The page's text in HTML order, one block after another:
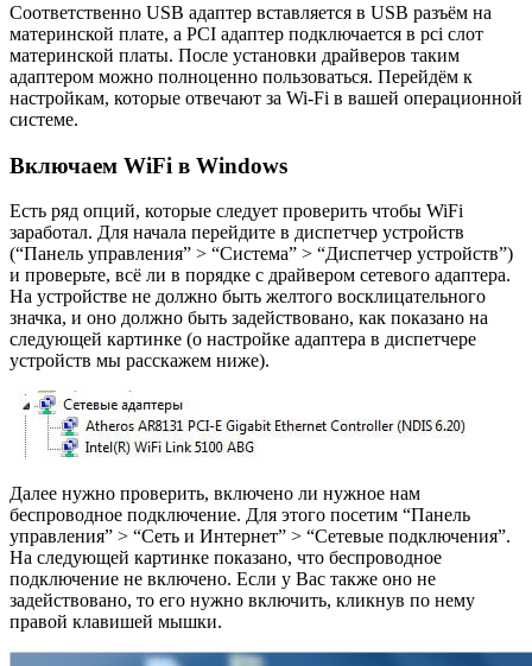
Соответственно USB адаптер вставляется в USB разъём на
материнской плате, а PCI адаптер подключается в pci слот
материнской платы. После установки драйверов таким
адаптером можно полноценно пользоваться. Перейдём к
настройкам, которые отвечают за Wi-Fi в вашей операционной
системе.
Включаем WiFi в Windows
Есть ряд опций, которые следует проверить чтобы WiFi
заработал. Для начала перейдите в диспетчер устройств
(“Панель управления” > “Система” > “Диспетчер устройств”)
и проверьте, всё ли в порядке с драйвером сетевого адаптера.
На устройстве не должно быть желтого восклицательного
значка, и оно должно быть задействовано, как показано на
следующей картинке (о настройке адаптера в диспетчере
устройств мы расскажем ниже).
Далее нужно проверить, включено ли нужное нам
беспроводное подключение. Для этого посетим “Панель
управления” > “Сеть и Интернет” > “Сетевые подключения”.
На следующей картинке показано, что беспроводное
подключение не включено. Если у Вас также оно не
задействовано, то его нужно включить, кликнув по нему
правой клавишей мышки.